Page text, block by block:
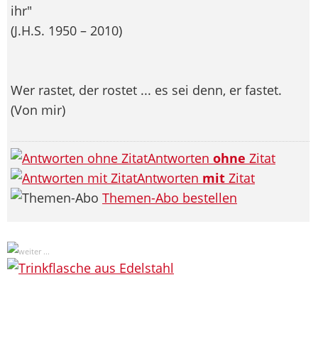
ihr"
(J.H.S. 1950 – 2010)
Wer rastet, der rostet ... es sei denn, er fastet.
(Von mir)
Antworten ohne Zitat
Antworten mit Zitat
Themen-Abo bestellen